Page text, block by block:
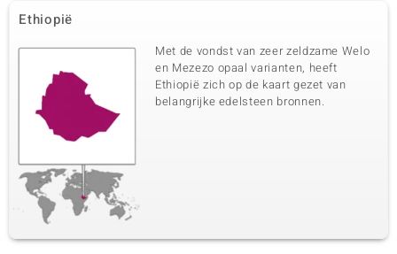
Ethiopië
Met de vondst van zeer zeldzame Welo
en Mezezo opaal varianten, heeft
Ethiopië zich op de kaart gezet van
belangrijke edelsteen bronnen.